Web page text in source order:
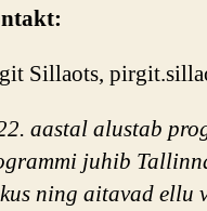
Sillaots,
aastal alustab
juhib
ning aitavad ellu